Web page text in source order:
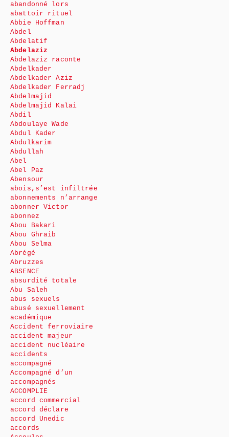
abandonné lors
abattoir rituel
Abbie Hoffman
Abdel
Abdelatif
Abdelaziz
Abdelaziz raconte
Abdelkader
Abdelkader Aziz
Abdelkader Ferradj
Abdelmajid
Abdelmajid Kalai
Abdil
Abdoulaye Wade
Abdul Kader
Abdulkarim
Abdullah
Abel
Abel Paz
Abensour
abois,s’est infiltrée
abonnements n’arrange
abonner Victor
abonnez
Abou Bakari
Abou Ghraib
Abou Selma
Abrégé
Abruzzes
ABSENCE
absurdité totale
Abu Saleh
abus sexuels
abusé sexuellement
académique
Accident ferroviaire
accident majeur
accident nucléaire
accidents
accompagné
Accompagné d’un
accompagnés
ACCOMPLIE
accord commercial
accord déclare
accord Unedic
accords